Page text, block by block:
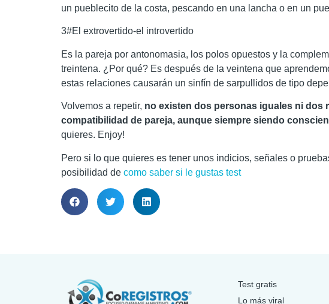
un pueblecito de la costa, pescando en una lancha o en un
3#El extrovertido-el introvertido
Es la pareja por antonomasia, los polos opuestos y la
treintena. ¿Por qué? Es después de la veintena que
estas relaciones causarán un sinfín de sarpullidos de tipo
Volvemos a repetir, no existen dos personas iguales ni dos
compatibilidad de pareja, aunque siempre siendo
quieres. Enjoy!
Pero si lo que quieres es tener unos indicios, señales o
posibilidad de como saber si le gustas test
Test gratis
Lo más viral